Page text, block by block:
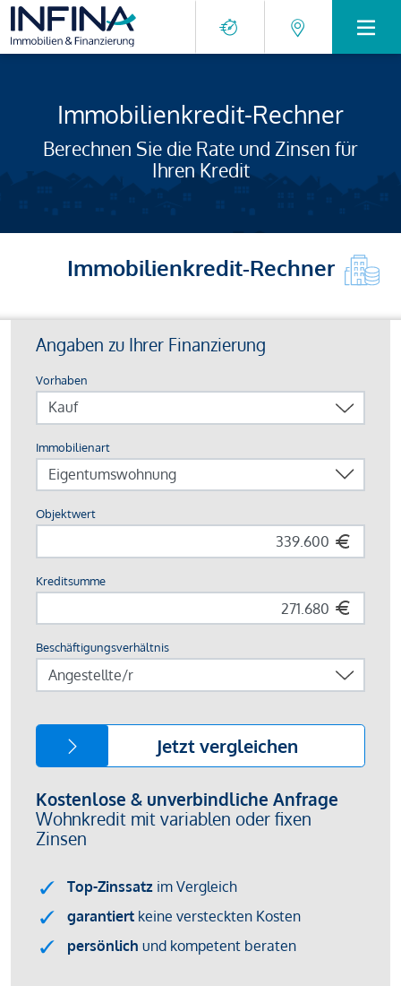
Immobilienkredit-Rechner
Berechnen Sie die Rate und Zinsen für
Ihren Kredit
Immobilienkredit-Rechner